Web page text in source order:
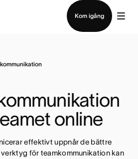
Kom igång
online
effektivt uppnår de bättre
verktyg för teamkommunikation kan